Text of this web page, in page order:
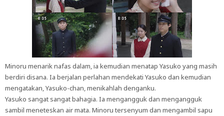
Minoru menarik nafas dalam, ia kemudian menatap Yasuko yang masih
berdiri disana. Ia berjalan perlahan mendekati Yasuko dan kemudian
mengatakan, Yasuko-chan, menikahlah denganku.
Yasuko sangat sangat bahagia. Ia mengangguk dan mengangguk
sambil meneteskan air mata. Minoru tersenyum dan mengambil sapu